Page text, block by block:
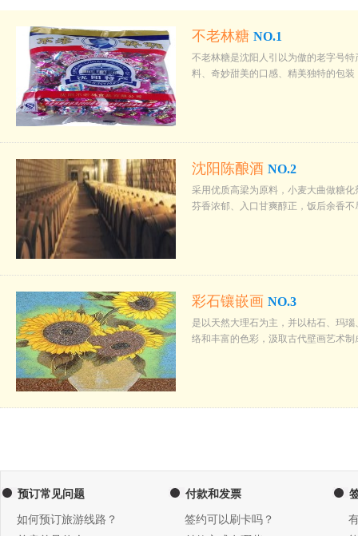
不老林糖 NO.1
不老林糖是沈阳人引以为傲的老字号
料、奇妙甜美的口感、精美独特的包
沈阳陈酿酒 NO.2
采用优质高梁为原料，小麦大曲做糖
芬香浓郁、入口甘爽醇正，饭后余香
彩石镶嵌画 NO.3
是以天然大理石为主，并以枯石、玛
络和丰富的色彩，汲取古代壁画艺术
预订常见问题
如何预订旅游线路？
付款和发票
签约可以刷卡吗？